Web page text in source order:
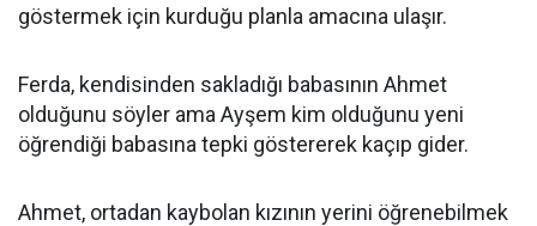
göstermek için kurduğu planla amacına ulaşır.
Ferda, kendisinden sakladığı babasının Ahmet
olduğunu söyler ama Ayşem kim olduğunu yeni
öğrendiği babasına tepki göstererek kaçıp gider.
Ahmet, ortadan kaybolan kızının yerini öğrenebilmek